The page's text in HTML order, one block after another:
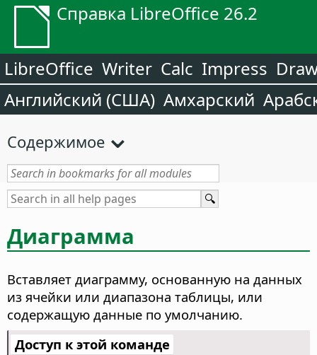
Справка LibreOffice 26.2
LibreOffice Writer Calc Impress
Английский (США) Амхарский
Содержимое
Диаграмма
Вставляет диаграмму, основанную на данных
из ячейки или диапазона таблицы, или
содержащую данные по умолчанию.
Доступ к этой команде